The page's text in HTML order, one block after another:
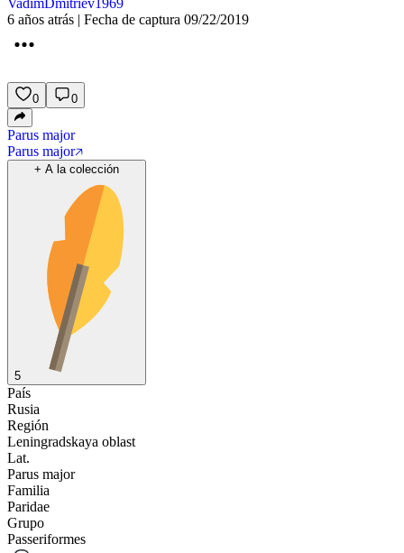
VadimDmitriev1969
6 años atrás | Fecha de captura 09/22/2019
0 0
Parus major
Parus major
+ A la colección
5
País
Rusia
Región
Leningradskaya oblast
Lat.
Parus major
Familia
Paridae
Grupo
Passeriformes